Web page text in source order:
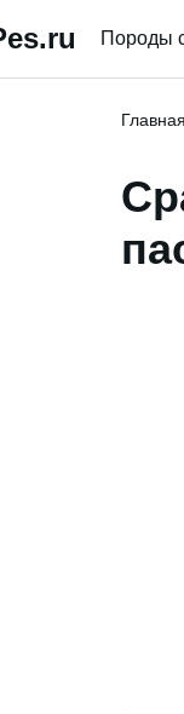
Породы
Главная